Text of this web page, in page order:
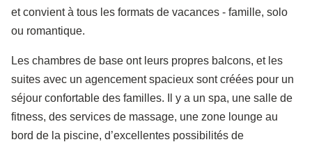
et convient à tous les formats de vacances - famille, solo
ou romantique.
Les chambres de base ont leurs propres balcons, et les
suites avec un agencement spacieux sont créées pour un
séjour confortable des familles. Il y a un spa, une salle de
fitness, des services de massage, une zone lounge au
bord de la piscine, d’excellentes possibilités de